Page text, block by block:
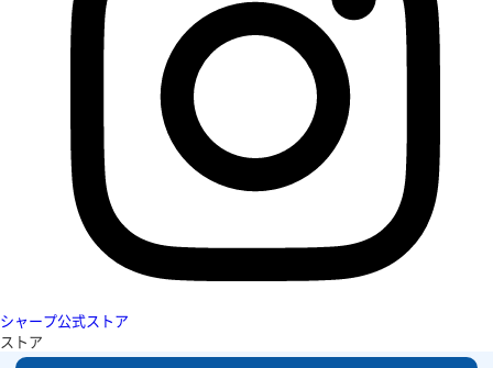
シャープ公式ストア
ストア